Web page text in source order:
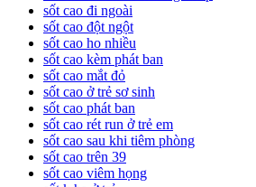
sốt cao đi ngoài
sốt cao đột ngột
sốt cao ho nhiều
sốt cao kèm phát ban
sốt cao mắt đỏ
sốt cao ở trẻ sơ sinh
sốt cao phát ban
sốt cao rét run ở trẻ em
sốt cao sau khi tiêm phòng
sốt cao trên 39
sốt cao viêm họng